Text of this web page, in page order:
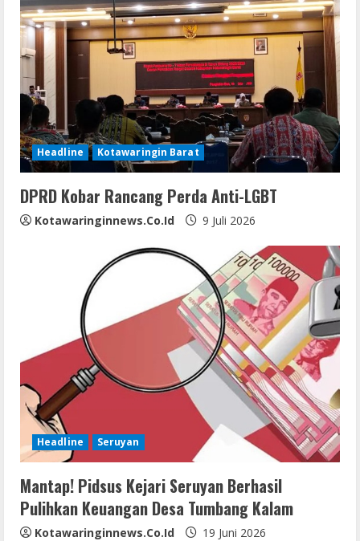
Headline Kotawaringin Barat
DPRD Kobar Rancang Perda Anti-LGBT
Kotawaringinnews.co.id 9 Juli 2026
Headline Seruyan
Mantap! Pidsus Kejari Seruyan Berhasil
Pulihkan Keuangan Desa Tumbang Kalam
Kotawaringinnews.co.id 19 Juni 2026